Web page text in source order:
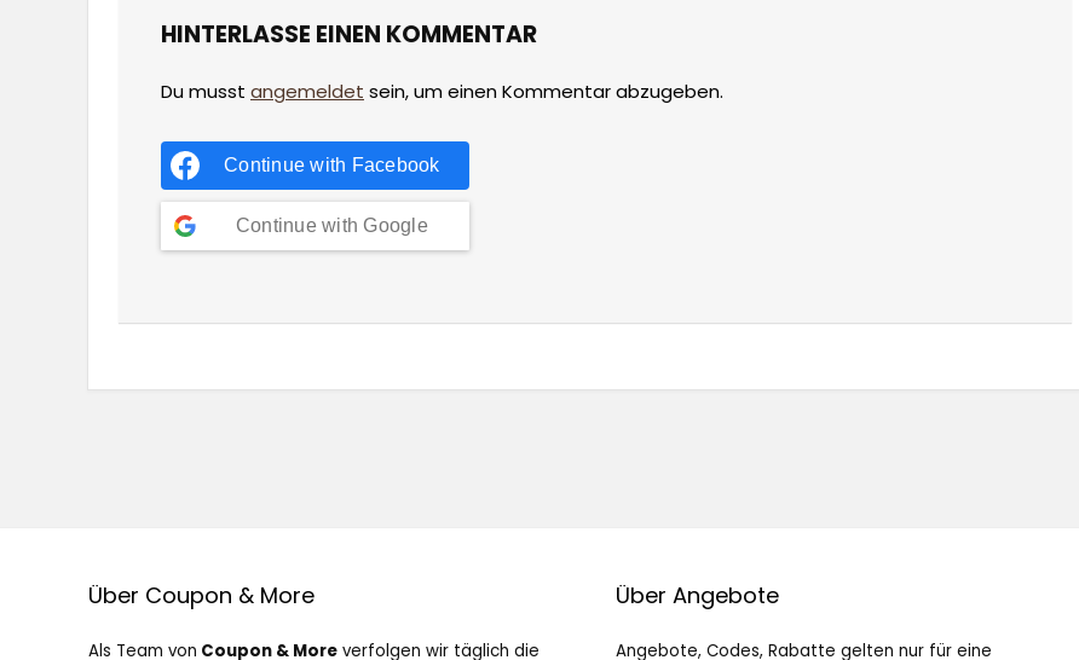
HINTERLASSE EINEN KOMMENTAR
Du musst angemeldet sein, um einen Kommentar abzugeben.
Continue with Facebook
Continue with Google
Über Coupon & More
Als Team von Coupon & Moreverfolgen wir täglich die
Über Angebote
Angebote, Codes, Rabatte gelten nur für eine